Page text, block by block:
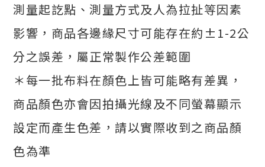
測量起訖點、測量方式及人為拉扯等因素
影響，商品各邊緣尺寸可能存在約±1-2公
分之誤差，屬正常製作公差範圍
＊每一批布料在顏色上皆可能略有差異，
商品顏色亦會因拍攝光線及不同螢幕顯示
設定而產生色差，請以實際收到之商品顏
色為準